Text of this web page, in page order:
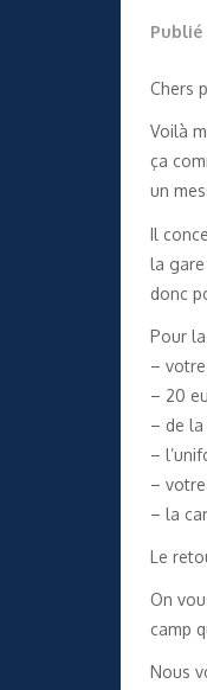
Publié
Chers
Voilà
ça
un
Il
la gare
donc
Pour
–
– 20
– de
–
–
– la
Le
On
camp
Nous